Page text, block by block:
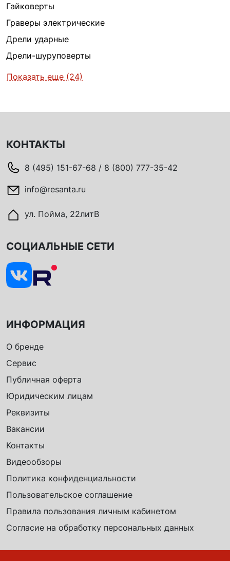
Гайковерты
Граверы электрические
Дрели ударные
Дрели-шуруповерты
Показать еще (24)
КОНТАКТЫ
8 (495) 151-67-68 / 8 (800) 777-35-42
info@resanta.ru
ул. Пойма, 22литВ
ИНФОРМАЦИЯ
О бренде
Сервис
Публичная оферта
Юридическим лицам
Реквизиты
Вакансии
Контакты
Видеообзоры
Политика конфиденциальности
Пользовательское соглашение
Правила пользования личным кабинетом
Согласие на обработку персональных данных
СОЦИАЛЬНЫЕ СЕТИ